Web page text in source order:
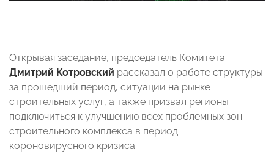
Открывая заседание, председатель Комитета
Дмитрий Котровский рассказал о работе структуры
за прошедший период, ситуации на рынке
строительных услуг, а также призвал регионы
подключиться к улучшению всех проблемных зон
строительного комплекса в период
короновирусного кризиса.